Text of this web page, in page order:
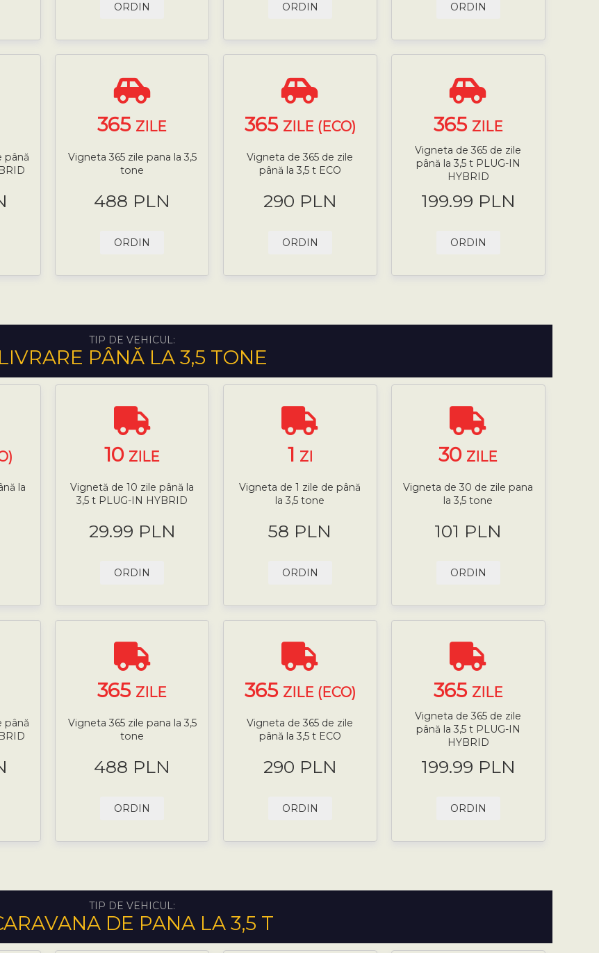
ORDIN ORDIN ORDIN
până
365 ZILE
Vigneta 365 zile pana la 3,5
tone
488 PLN
ORDIN
365 ZILE (ECO)
Vigneta de 365 de zile
până la 3,5 t ECO
290 PLN
ORDIN
365 ZILE
Vigneta de 365 de zile
până la 3,5 t PLUG-IN
HYBRID
199.99 PLN
ORDIN
TIP DE VEHICUL:
LIVRARE PÂNĂ LA 3,5 TONE
la
10 ZILE
Vignetă de 10 zile până la
3,5 t PLUG-IN HYBRID
29.99 PLN
ORDIN
1 ZI
Vigneta de 1 zile de până
la 3,5 tone
58 PLN
ORDIN
30 ZILE
Vigneta de 30 de zile pana
la 3,5 tone
101 PLN
ORDIN
până
365 ZILE
Vigneta 365 zile pana la 3,5
tone
488 PLN
ORDIN
365 ZILE (ECO)
Vigneta de 365 de zile
până la 3,5 t ECO
290 PLN
ORDIN
365 ZILE
Vigneta de 365 de zile
până la 3,5 t PLUG-IN
HYBRID
199.99 PLN
ORDIN
TIP DE VEHICUL:
DE PANA LA 3,5 T